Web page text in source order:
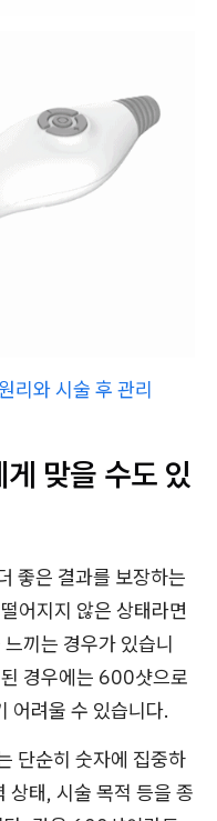
리와 시술 후 관리
맞을 수도 있
좋은 결과를 보장하는
어지지 않은 상태라면
끼는 경우가 있습니
경우에는 600샷으로
어려울 수 있습니다.
단순히 숫자에 집중하
상태, 시술 목적 등을 종